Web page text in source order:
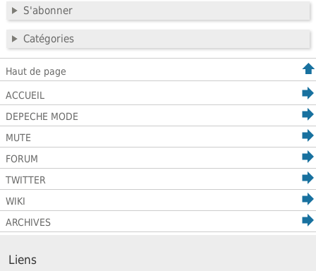
S'abonner
Catégories
Haut de page
ACCUEIL
DEPECHE MODE
MUTE
FORUM
TWITTER
WIKI
ARCHIVES
Liens